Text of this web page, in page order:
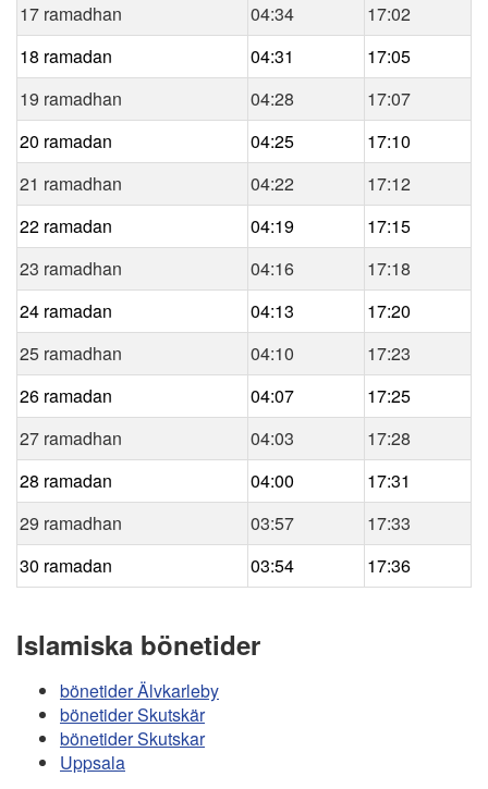
17 ramadhan
04:34
17:02
18 ramadan
04:31
17:05
19 ramadhan
04:28
17:07
20 ramadan
04:25
17:10
21 ramadhan
04:22
17:12
22 ramadan
04:19
17:15
23 ramadhan
04:16
17:18
24 ramadan
04:13
17:20
25 ramadhan
04:10
17:23
26 ramadan
04:07
17:25
27 ramadhan
04:03
17:28
28 ramadan
04:00
17:31
29 ramadhan
03:57
17:33
30 ramadan
03:54 17:36
Islamiska bönetider
bönetider Älvkarleby
bönetider Skutskär
bönetider Skutskar
Uppsala